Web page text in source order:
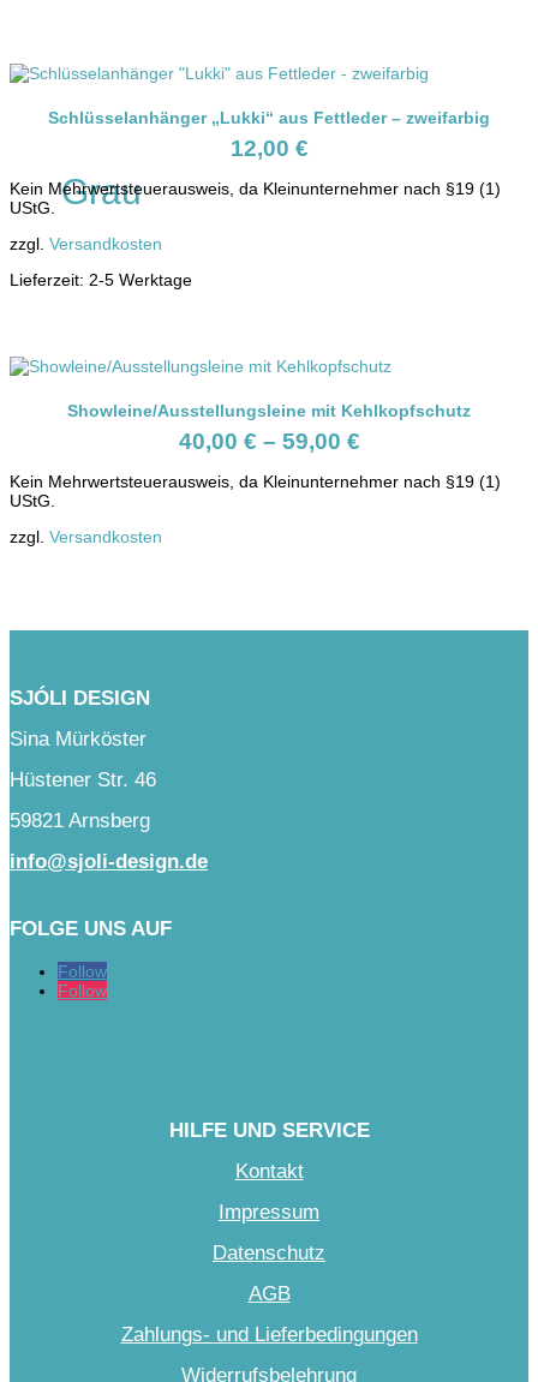
Grau
Schlüsselanhänger „Lukki“ aus Fettleder – zweifarbig
12,00 €
Kein Mehrwertsteuerausweis, da Kleinunternehmer nach §19 (1)
UStG.
zzgl. Versandkosten
Lieferzeit: 2-5 Werktage
Showleine/Ausstellungsleine mit Kehlkopfschutz
40,00 € – 59,00 €
Kein Mehrwertsteuerausweis, da Kleinunternehmer nach §19 (1)
UStG.
zzgl. Versandkosten
SJÓLI DESIGN
Sina Mürköster
Hüstener Str. 46
59821 Arnsberg
info@sjoli-design.de
FOLGE UNS AUF
Follow
Follow
HILFE UND SERVICE
Kontakt
Impressum
Datenschutz
AGB
Zahlungs- und Lieferbedingungen
Widerrufsbelehrung